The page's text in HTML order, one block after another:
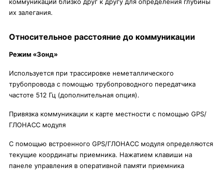
их залегания.
Относительное расстояние до коммуникации
Режим «Зонд»
Используется при трассировке неметаллического
трубопровода с помощью трубопроводного передатчика
частоте 512 Гц (дополнительная опция).
Привязка коммуникации к карте местности с помощью GPS/
ГЛОНАСС ­модуля
С помощью встроенного GPS/ГЛОНАСС модуля определяются
текущие координаты приемника. Нажатием клавиши на
панеле управления в оперативной памяти приемника